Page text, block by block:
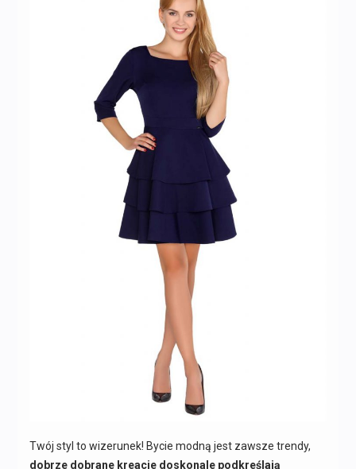
Twój styl to wizerunek! Bycie modną jest zawsze trendy,
dobrze dobrane kreacje doskonale podkreślają